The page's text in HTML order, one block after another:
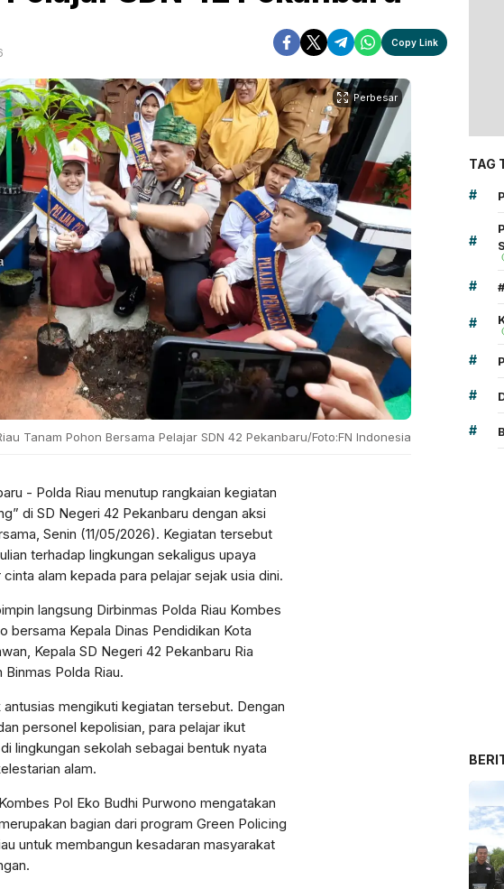
Copy Link
Perbesar
Tanam Pohon Bersama Pelajar SDN 42 Pekanbaru/Foto:FN Indonesia
- Polda Riau menutup rangkaian kegiatan
di SD Negeri 42 Pekanbaru dengan aksi
Senin (11/05/2026). Kegiatan tersebut
terhadap lingkungan sekaligus upaya
alam kepada para pelajar sejak usia dini.
langsung Dirbinmas Polda Riau Kombes
bersama Kepala Dinas Pendidikan Kota
Kepala SD Negeri 42 Pekanbaru Ria
Binmas Polda Riau.
antusias mengikuti kegiatan tersebut. Dengan
personel kepolisian, para pelajar ikut
lingkungan sekolah sebagai bentuk nyata
alam.
Pol Eko Budhi Purwono mengatakan
bagian dari program Green Policing
untuk membangun kesadaran masyarakat
TAG
#
#
#
#
#
#
#